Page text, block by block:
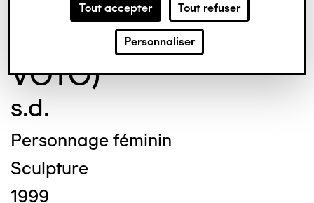
Tout accepter Tout refuser
Personnaliser
ANONYME (DIT EX-
VOTO)
s.d.
Personnage féminin
Sculpture
1999